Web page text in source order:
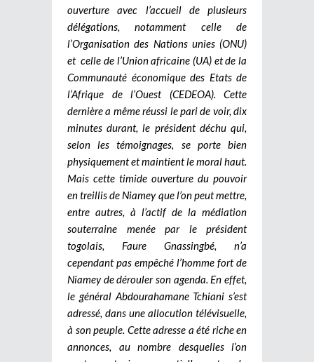
ouverture avec l’accueil de plusieurs
délégations, notamment celle de
l’Organisation des Nations unies (ONU)
et celle de l’Union africaine (UA) et de la
Communauté économique des Etats de
l’Afrique de l’Ouest (CEDEOA). Cette
dernière a même réussi le pari de voir, dix
minutes durant, le président déchu qui,
selon les témoignages, se porte bien
physiquement et maintient le moral haut.
Mais cette timide ouverture du pouvoir
en treillis de Niamey que l’on peut mettre,
entre autres, à l’actif de la médiation
souterraine menée par le président
togolais, Faure Gnassingbé, n’a
cependant pas empêché l’homme fort de
Niamey de dérouler son agenda. En effet,
le général Abdourahamane Tchiani s’est
adressé, dans une allocution télévisuelle,
à son peuple. Cette adresse a été riche en
annonces, au nombre desquelles l’on